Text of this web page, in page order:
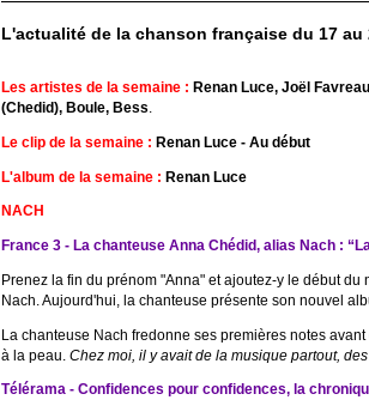
L'actualité de la chanson française du 17 au
Les artistes de la semaine : Renan Luce, Joël
(Chedid), Boule, Bess
Le clip de la semaine : Renan Luce - Au début
L'album de la semaine : Renan Luce
NACH
France 3 - La chanteuse Anna Chédid, alias Nach :
Prenez la fin du prénom "Anna" et ajoutez-y le début
Nach. Aujourd'hui, la chanteuse présente son nouvel
La chanteuse Nach fredonne ses premières notes
à la peau. Chez moi, il y avait de la musique partout,
Télérama - Confidences pour confidences, la